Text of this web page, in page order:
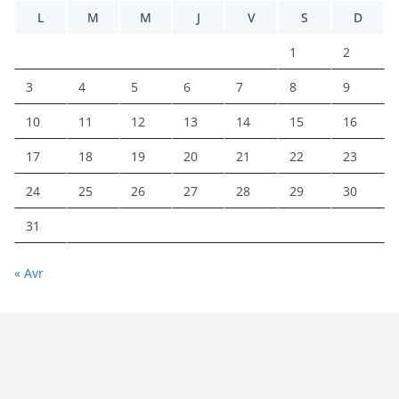
L M M J V S D
1 2
3 4 5 6 7 8 9
10 11 12 13 14 15 16
17 18 19 20 21 22 23
24 25 26 27 28 29 30
31
« Avr